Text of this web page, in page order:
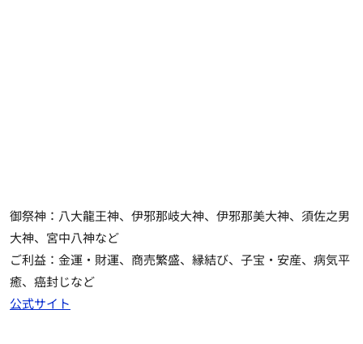
御祭神：八大龍王神、伊邪那岐大神、伊邪那美大神、須佐之男
大神、宮中八神など
ご利益：金運・財運、商売繁盛、縁結び、子宝・安産、病気平
癒、癌封じなど
公式サイト